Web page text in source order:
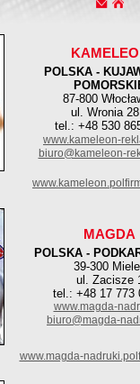
POLSKA -
87-800
ul. Wronia
tel.: +48 530
www.kameleon-
biuro@kameleon-
MAGDA
POLSKA -
39-300
ul. Zacisze
tel.: +48 17 773
www.magda-
biuro@magda-
www.magda-